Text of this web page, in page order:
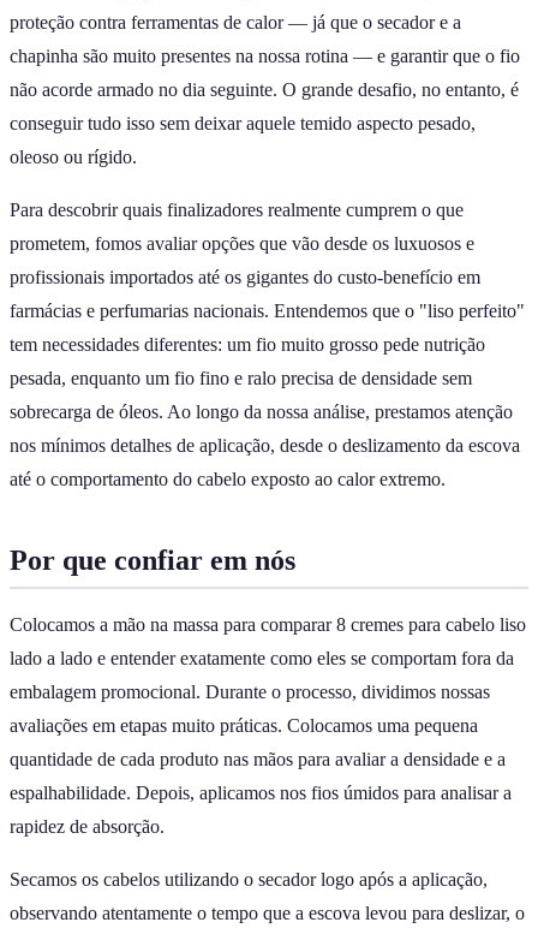
proteção contra ferramentas de calor — já que o secador e a
chapinha são muito presentes na nossa rotina — e garantir que o fio
não acorde armado no dia seguinte. O grande desafio, no entanto, é
conseguir tudo isso sem deixar aquele temido aspecto pesado,
oleoso ou rígido.
Para descobrir quais finalizadores realmente cumprem o que
prometem, fomos avaliar opções que vão desde os luxuosos e
profissionais importados até os gigantes do custo-benefício em
farmácias e perfumarias nacionais. Entendemos que o "liso perfeito"
tem necessidades diferentes: um fio muito grosso pede nutrição
pesada, enquanto um fio fino e ralo precisa de densidade sem
sobrecarga de óleos. Ao longo da nossa análise, prestamos atenção
nos mínimos detalhes de aplicação, desde o deslizamento da escova
até o comportamento do cabelo exposto ao calor extremo.
Por que confiar em nós
Colocamos a mão na massa para comparar 8 cremes para cabelo liso
lado a lado e entender exatamente como eles se comportam fora da
embalagem promocional. Durante o processo, dividimos nossas
avaliações em etapas muito práticas. Colocamos uma pequena
quantidade de cada produto nas mãos para avaliar a densidade e a
espalhabilidade. Depois, aplicamos nos fios úmidos para analisar a
rapidez de absorção.
Secamos os cabelos utilizando o secador logo após a aplicação,
observando atentamente o tempo que a escova levou para deslizar, o